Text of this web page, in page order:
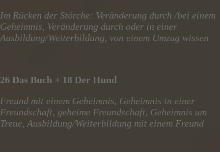
Im Rücken der Störche: Veränderung durch /bei einem
Geheimnis, Veränderung durch oder in einer
Ausbildung/Weiterbildung, von einem Umzug wissen
26 Das Buch + 18 Der Hund
Freund mit einem Geheimnis, Geheimnis in einer
Freundschaft, geheime Freundschaft, Geheimnis um
Treue, Ausbildung/Weiterbildung mit einem Freund